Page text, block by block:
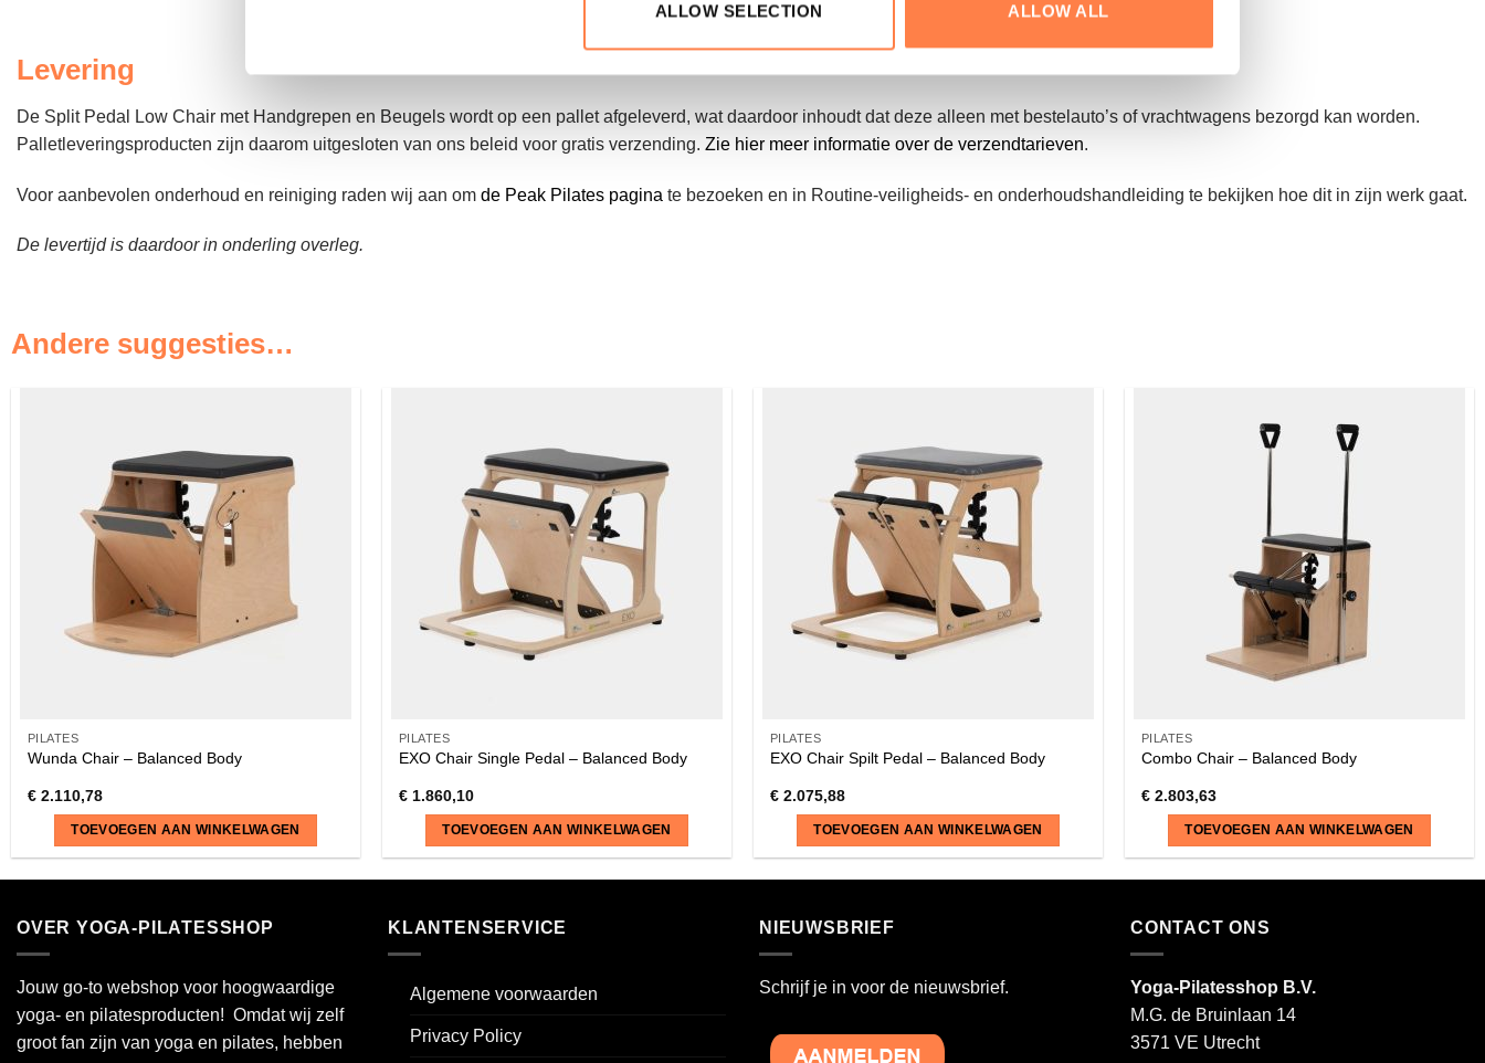
ALLOW SELECTION ALLOW ALL
Levering
De Split Pedal Low Chair met Handgrepen en Beugels wordt op een pallet afgeleverd, wat daardoor inhoudt dat deze alleen met bestelauto’s of vrachtwagens bezorgd kan worden.
Palletleveringsproducten zijn daarom uitgesloten van ons beleid voor gratis verzending. Zie hier meer informatie over de verzendtarieven.
Voor aanbevolen onderhoud en reiniging raden wij aan om de Peak Pilates pagina te bezoeken en in Routine-veiligheids- en onderhoudshandleiding te bekijken hoe dit in zijn werk gaat.
De levertijd is daardoor in onderling overleg.
Andere suggesties…
PILATES
Wunda Chair – Balanced Body
€2.110,78
TOEVOEGEN AAN WINKELWAGEN
PILATES
EXO Chair Single Pedal – Balanced Body
€1.860,10
TOEVOEGEN AAN WINKELWAGEN
PILATES
EXO Chair Spilt Pedal – Balanced Body
€2.075,88
TOEVOEGEN AAN WINKELWAGEN
PILATES
Combo Chair – Balanced Body
€2.803,63
TOEVOEGEN AAN WINKELWAGEN
OVER YOGA-PILATESSHOP
Jouw go-to webshop voor hoogwaardige
yoga- en pilatesproducten! Omdat wij zelf
groot fan zijn van yoga en pilates, hebben
KLANTENSERVICE
Algemene voorwaarden
Privacy Policy
NIEUWSBRIEF
Schrijf je in voor de nieuwsbrief.
CONTACT ONS
Yoga-Pilatesshop B.V.
M.G. de Bruinlaan 14
3571 VE Utrecht